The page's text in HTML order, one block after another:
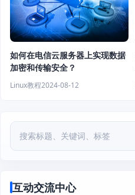
如何在电信云服务器上实现数据
加密和传输安全？
Linux教程2024-08-12
互动交流中心